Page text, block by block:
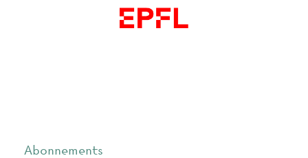
Abonnements